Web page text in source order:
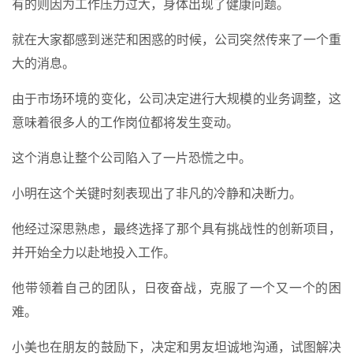
有的则因为工作压力过大，身体出现了健康问题。
就在大家都感到迷茫和困惑的时候，公司突然传来了一个重
大的消息。
由于市场环境的变化，公司决定进行大规模的业务调整，这
意味着很多人的工作岗位都将发生变动。
这个消息让整个公司陷入了一片恐慌之中。
小明在这个关键时刻表现出了非凡的冷静和决断力。
他经过深思熟虑，最终选择了那个具有挑战性的创新项目，
并开始全力以赴地投入工作。
他带领着自己的团队，日夜奋战，克服了一个又一个的困
难。
小美也在朋友的鼓励下，决定和男友坦诚地沟通，试图解决